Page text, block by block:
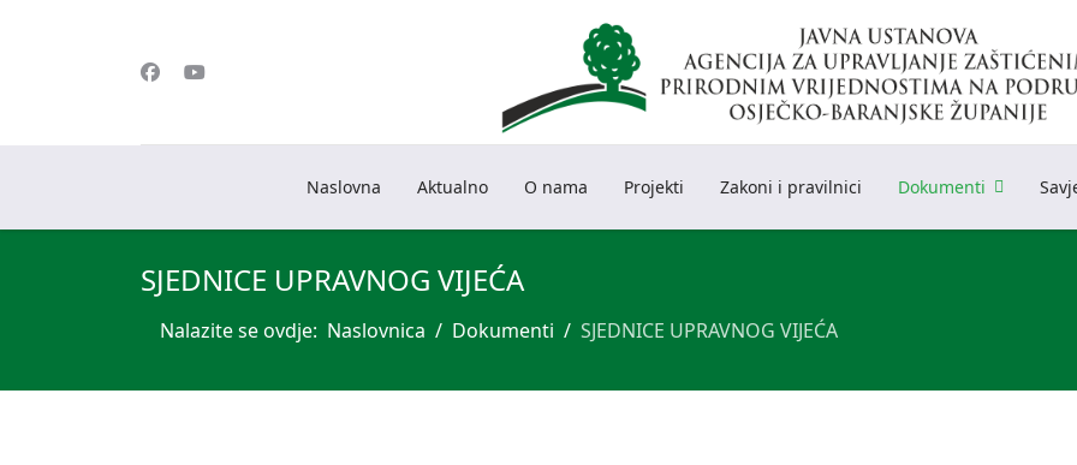
Naslovna Aktualno O nama Projekti Zakoni i pravilnici Dokumenti
SJEDNICE UPRAVNOG VIJEĆA
Nalazite se ovdje: Naslovnica Dokumenti SJEDNICE UPRAVNOG VIJEĆA